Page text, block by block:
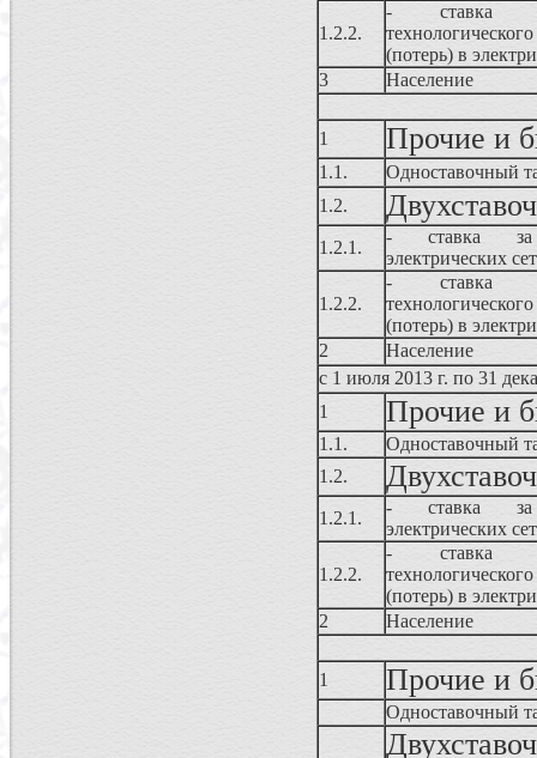
1.2.2.
- ставка
(потерь) в
3
Население
1 Прочие и
1.1.
Одноставочный
1.2.
1.2.1.
- ставка за
электрических
1.2.2.
- ставка
(потерь) в
2
Население
с 1 июля 2013 г. по 31
1
Прочие и
1.1.
Одноставочный
1.2.
1.2.1.
- ставка за
электрических
1.2.2.
- ставка
(потерь) в
2
Население
1 Прочие и
Одноставочный